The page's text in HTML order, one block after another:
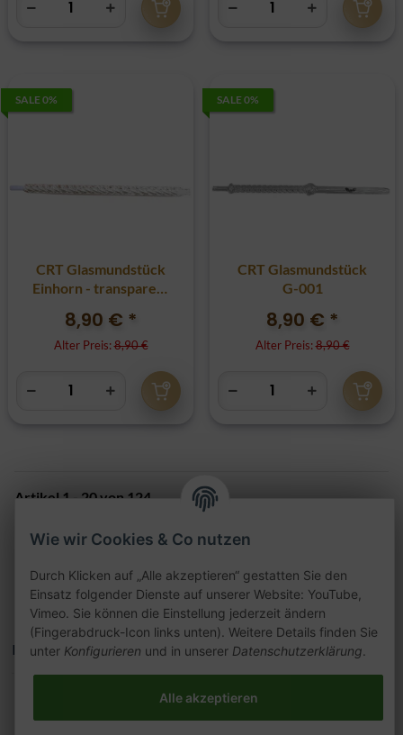
SALE 0%
CRT Glasmundstück
Einhorn - transparent
8,90 € *
Alter Preis:8,90 €
SALE 0%
CRT Glasmundstück
G-001
8,90 € *
Alter Preis:8,90 €
Artikel 1 - 20 von 124
Seite1
Wie wir Cookies & Co nutzen
Durch Klicken auf „Alle akzeptieren“ gestatten Sie den
Einsatz folgender Dienste auf unserer Website: YouTube,
Vimeo. Sie können die Einstellung jederzeit ändern
(Fingerabdruck-Icon links unten). Weitere Details finden Sie
unter Konfigurieren und in unserer Datenschutzerklärung.
Alle akzeptieren
Kategorien